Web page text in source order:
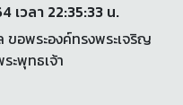
เวลา 22:35:33 น.
ขอพระองค์ทรงพระเจริญ
ะพุทธเจ้า